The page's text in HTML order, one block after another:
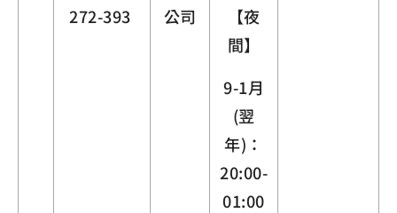
272-393
公司
【夜
間】
9-1月
(翌
年)：
20:00-
01:00